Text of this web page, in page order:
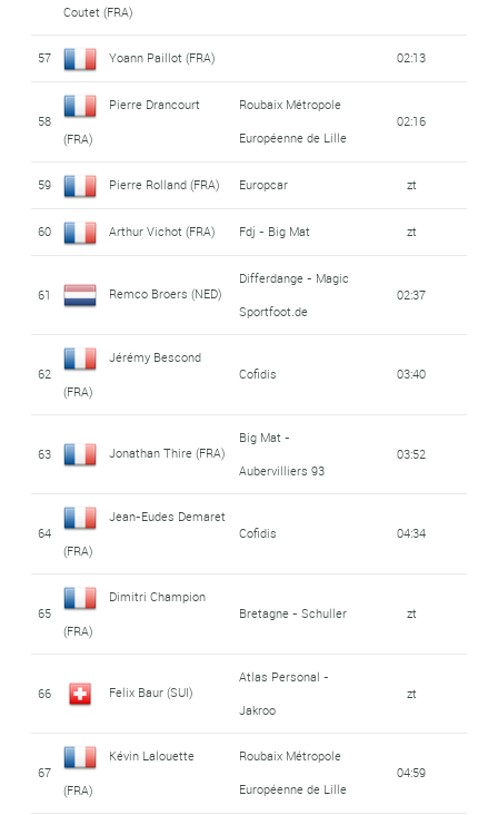
Coutet (FRA)
57 Yoann Paillot (FRA) 02:13
58
Pierre Drancourt
(FRA)
Roubaix Métropole
Européenne de Lille
02:16
59 Pierre Rolland (FRA) Europcar zt
60 Arthur Vichot (FRA) Fdj - Big Mat zt
61 Remco Broers (NED)
Differdange - Magic
Sportfoot.de
02:37
62
Jérémy Bescond
(FRA)
Cofidis 03:40
63 Jonathan Thire (FRA)
Big Mat -
Aubervilliers 93
03:52
64
Jean-Eudes Demaret
(FRA)
Cofidis 04:34
65
Dimitri Champion
(FRA)
Bretagne - Schuller zt
66 Felix Baur (SUI)
Atlas Personal -
Jakroo
zt
67
Kévin Lalouette
(FRA)
Roubaix Métropole
Européenne de Lille
04:59